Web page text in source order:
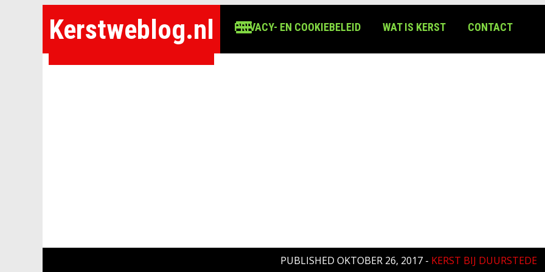
Kerstweblog.nl PRIVACY- EN COOKIEBELEID WAT IS KERST CONTACT
PUBLISHED OKTOBER 26, 2017 - KERST BIJ DUURSTEDE